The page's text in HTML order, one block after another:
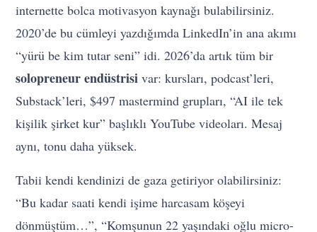
internette bolca motivasyon kaynağı bulabilirsiniz.
2020’de bu cümleyi yazdığımda LinkedIn’in ana akımı
“yürü be kim tutar seni” idi. 2026’da artık tüm bir
solopreneur endüstrisi var: kursları, podcast’leri,
Substack’leri, $497 mastermind grupları, “AI ile tek
kişilik şirket kur” başlıklı YouTube videoları. Mesaj
aynı, tonu daha yüksek.
Tabii kendi kendinizi de gaza getiriyor olabilirsiniz:
“Bu kadar saati kendi işime harcasam köşeyi
dönmüştüm…”, “Komşunun 22 yaşındaki oğlu micro-